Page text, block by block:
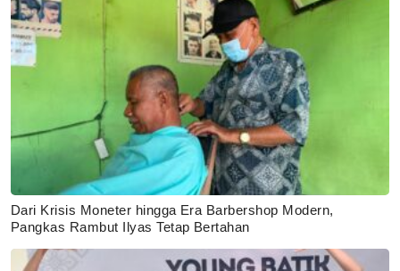
Dari Krisis Moneter hingga Era Barbershop Modern,
Pangkas Rambut Ilyas Tetap Bertahan